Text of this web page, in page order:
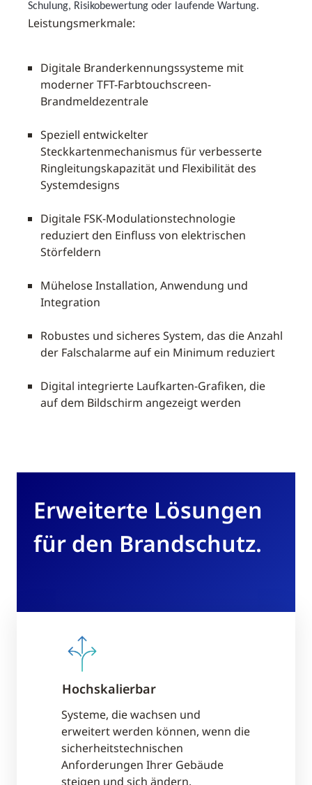
Schulung, Risikobewertung oder laufende Wartung.
Leistungsmerkmale:
Digitale Branderkennungssysteme mit
moderner TFT-Farbtouchscreen-
Brandmeldezentrale
Speziell entwickelter
Steckkartenmechanismus für verbesserte
Ringleitungskapazität und Flexibilität des
Systemdesigns
Digitale FSK-Modulationstechnologie
reduziert den Einfluss von elektrischen
Störfeldern
Mühelose Installation, Anwendung und
Integration
Robustes und sicheres System, das die Anzahl
der Falschalarme auf ein Minimum reduziert
Digital integrierte Laufkarten-Grafiken, die
auf dem Bildschirm angezeigt werden
Erweiterte Lösungen
für den Brandschutz.
Hochskalierbar
Systeme, die wachsen und
erweitert werden können, wenn die
sicherheitstechnischen
Anforderungen Ihrer Gebäude
steigen und sich ändern.